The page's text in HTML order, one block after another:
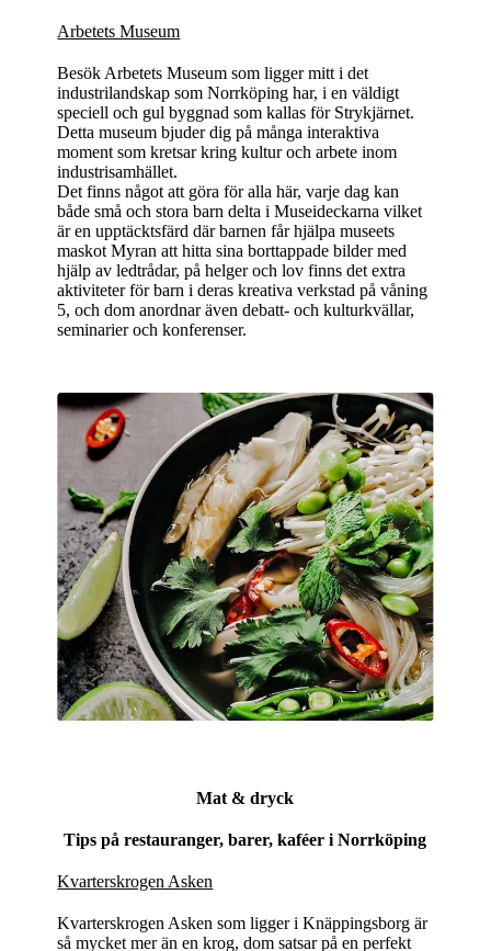
Arbetets Museum
Besök Arbetets Museum som ligger mitt i det
industrilandskap som Norrköping har, i en väldigt
speciell och gul byggnad som kallas för Strykjärnet.
Detta museum bjuder dig på många interaktiva
moment som kretsar kring kultur och arbete inom
industrisamhället.
Det finns något att göra för alla här, varje dag kan
både små och stora barn delta i Museideckarna vilket
är en upptäcktsfärd där barnen får hjälpa museets
maskot Myran att hitta sina borttappade bilder med
hjälp av ledtrådar, på helger och lov finns det extra
aktiviteter för barn i deras kreativa verkstad på våning
5, och dom anordnar även debatt- och kulturkvällar,
seminarier och konferenser.
Mat & dryck
Tips på restauranger, barer, kaféer i Norrköping
Kvarterskrogen Asken
Kvarterskrogen Asken som ligger i Knäppingsborg är
så mycket mer än en krog, dom satsar på en perfekt